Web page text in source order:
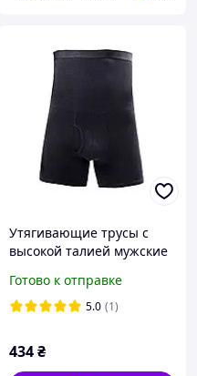
Утягивающие трусы с
высокой талией мужские
Apmi черный
Готово к отправке
5.0 (1)
434₴